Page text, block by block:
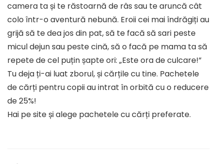
camera ta și te răstoarnă de râs sau te aruncă cât
colo într-o aventură nebună. Eroii cei mai îndrăgiți au
grijă să te dea jos din pat, să te facă să sari peste
micul dejun sau peste cină, să o facă pe mama ta să
repete de cel puțin șapte ori: „Este ora de culcare!”
Tu deja ți-ai luat zborul, și cărțile cu tine. Pachetele
de cărți pentru copii au intrat în orbită cu o reducere
de 25%!
Hai pe site și alege pachetele cu cărți preferate.